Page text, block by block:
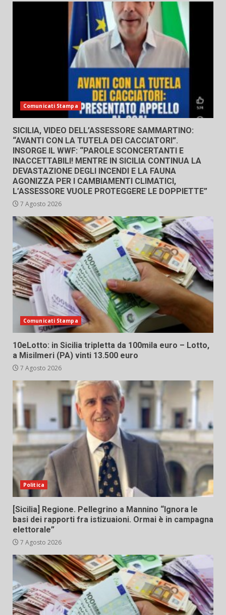
Comunicati Stampa
SICILIA, VIDEO DELL’ASSESSORE SAMMARTINO:
“AVANTI CON LA TUTELA DEI CACCIATORI”.
INSORGE IL WWF: “PAROLE SCONCERTANTI E
INACCETTABILI! MENTRE IN SICILIA CONTINUA LA
DEVASTAZIONE DEGLI INCENDI E LA FAUNA
AGONIZZA PER I CAMBIAMENTI CLIMATICI,
L’ASSESSORE VUOLE PROTEGGERE LE DOPPIETTE”
7 Agosto 2026
Comunicati Stampa
10eLotto: in Sicilia tripletta da 100mila euro – Lotto,
a Misilmeri (PA) vinti 13.500 euro
7 Agosto 2026
Politica
[Sicilia] Regione. Pellegrino a Mannino “Ignora le
basi dei rapporti fra istizuaioni. Ormai è in campagna
elettorale”
7 Agosto 2026